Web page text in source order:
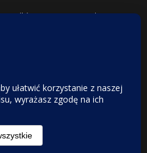
prawa zastrzeżone.
wykorzystujemy
wszystkie informacje są
i weryfikowane